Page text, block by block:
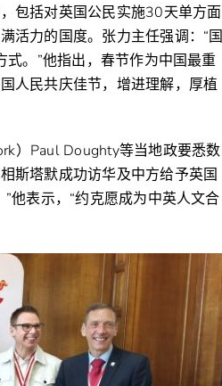
包括对英国公民实施30天单方面
活力的国度。张力主任强调：“国
式。”他指出，春节作为中国最重
人民共庆佳节，增进理解，厚植
）Paul Doughty等当地政要悉数
斯塔默成功访华及中方给予英国
他表示，“约克愿成为中英人文合